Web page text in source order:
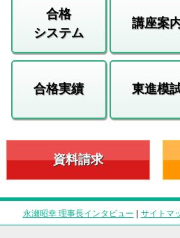
合格
システム
講座案
合格実績 東進模
資料請求
永瀬昭幸 理事長インタビュー | サイトマ